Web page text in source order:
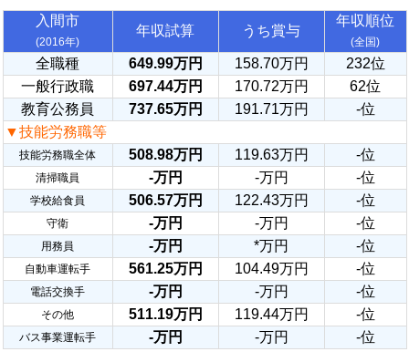
入間市
(2016年)
年収試算 うち賞与
年収順位
(全国)
全職種 649.99万円 158.70万円
232位
一般行政職
697.44万円 170.72万円
62位
教育公務員
737.65万円 191.71万円
-位
▼技能労務職等
技能労務職全体 508.98万円 119.63万円 -位
清掃職員 -万円 -万円 -位
学校給食員 506.57万円 122.43万円 -位
守衛 -万円 -万円 -位
用務員 -万円 *万円 -位
自動車運転手 561.25万円 104.49万円 -位
電話交換手 -万円 -万円 -位
その他 511.19万円 119.44万円 -位
バス事業運転手 -万円 -万円 -位